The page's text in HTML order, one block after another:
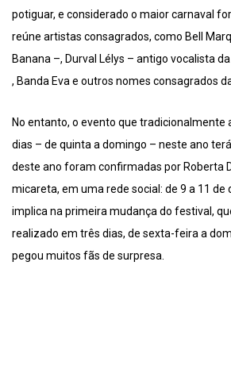
potiguar, e considerado o maior carnaval
reúne artistas consagrados, como Bell
Banana –, Durval Lélys – antigo vocalista
, Banda Eva e outros nomes consagrados
No entanto, o evento que tradicionalmente
dias – de quinta a domingo – neste ano
deste ano foram confirmadas por Roberta
micareta, em uma rede social: de 9 a 11 de
implica na primeira mudança do festival,
realizado em três dias, de sexta-feira a
pegou muitos fãs de surpresa.